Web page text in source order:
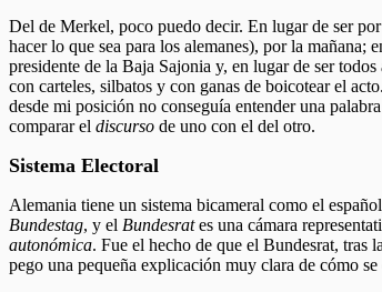
Del de Merkel, poco puedo decir. En lugar de ser
hacer lo que sea para los alemanes), por la mañana;
presidente de la Baja Sajonia y, en lugar de ser
con carteles, silbatos y con ganas de boicotear el
desde mi posición no conseguía entender una
comparar el discurso de uno con el del otro.
Sistema Electoral
Alemania tiene un sistema bicameral como el
Bundestag, y el Bundesrates una cámara
autonómica. Fue el hecho de que el Bundesrat, tras
pego una pequeña explicación muy clara de cómo